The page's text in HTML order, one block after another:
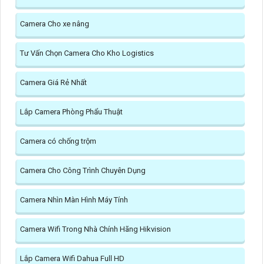
Camera Cho xe nâng
Tư Vấn Chọn Camera Cho Kho Logistics
Camera Giá Rẻ Nhất
Lắp Camera Phòng Phẩu Thuật
Camera có chống trộm
Camera Cho Công Trình Chuyên Dụng
Camera Nhìn Màn Hình Máy Tính
Camera Wifi Trong Nhà Chính Hãng Hikvision
Lắp Camera Wifi Dahua Full HD